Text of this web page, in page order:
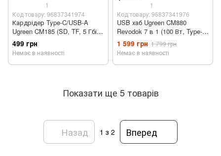
1
Код товару: 96837341974
Кардрідер Type-C/USB-A
Ugreen CM185 (SD, TF, 5 Гбіт/
с)
499 грн
Немає в наявності
1
Код товару: 96837341976
USB хаб Ugreen CM880
Revodok 7 в 1 (100 Вт, Type-C,
HDMI 4K 60Hz)
1 599 грн 1 799 грн
Немає в наявності
Показати ще 5 товарів
Назад 1 з 2 Вперед